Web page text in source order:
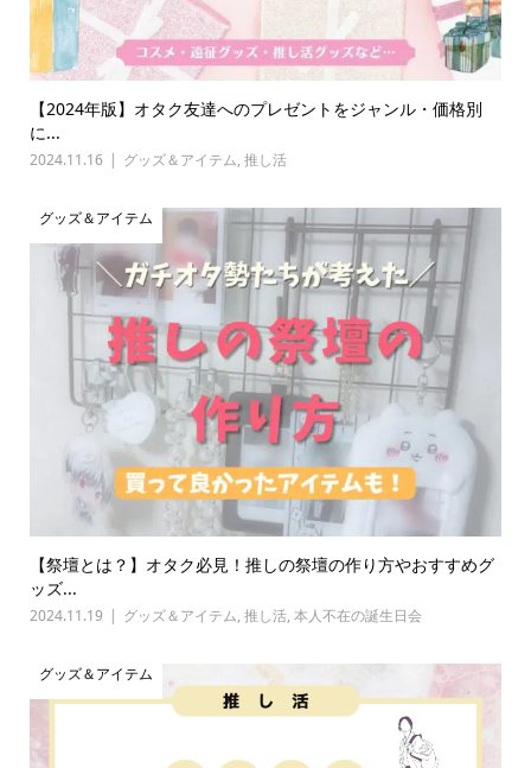
【2024年版】オタク友達へのプレゼントをジャンル・価格別
に...
2024.11.16 グッズ＆アイテム, 推し活
グッズ＆アイテム
【祭壇とは？】オタク必見！推しの祭壇の作り方やおすすめグ
ッズ...
2024.11.19 グッズ＆アイテム, 推し活, 本人不在の誕生日会
グッズ＆アイテム